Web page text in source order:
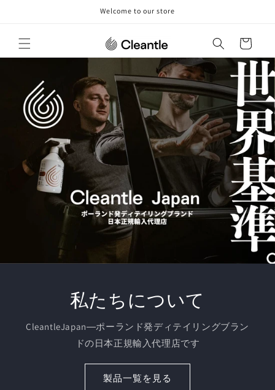
Welcome to our store
ー
ト
私たちについて
CleantleJapan―ポーランド発ディテイリングブラン
ドの日本正規輸入代理店です
製品一覧を見る